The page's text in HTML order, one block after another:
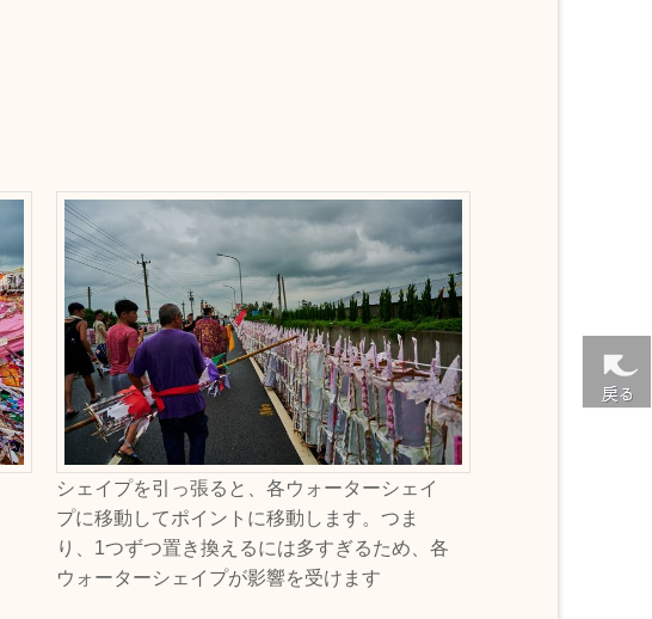
シェイプを引っ張ると、各ウォーターシェイ
プに移動してポイントに移動します。つま
り、1つずつ置き換えるには多すぎるため、各
ウォーターシェイプが影響を受けます